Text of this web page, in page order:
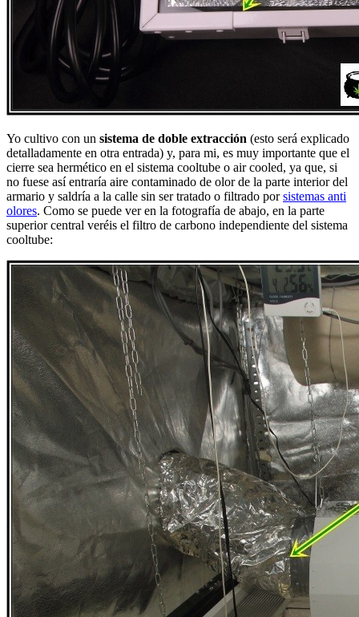
Yo cultivo con un sistema de doble extracción (esto será explicado
detalladamente en otra entrada) y, para mi, es muy importante que el
cierre sea hermético en el sistema cooltube o air cooled, ya que, si
no fuese así entraría aire contaminado de olor de la parte interior del
armario y saldría a la calle sin ser tratado o filtrado porsistemas anti
olores. Como se puede ver en la fotografía de abajo, en la parte
superior central veréis el filtro de carbono independiente del sistema
cooltube: